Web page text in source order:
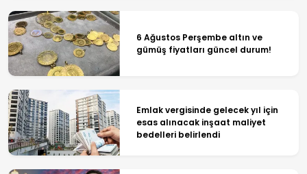
6 Ağustos Perşembe altın ve
gümüş fiyatları güncel durum!
Emlak vergisinde gelecek yıl için
esas alınacak inşaat maliyet
bedelleri belirlendi